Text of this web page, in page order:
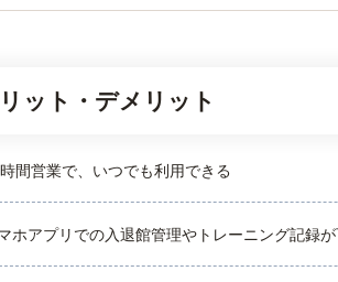
ット・デメリット
間営業で、いつでも利用できる
ホアプリでの入退館管理やトレーニング記録